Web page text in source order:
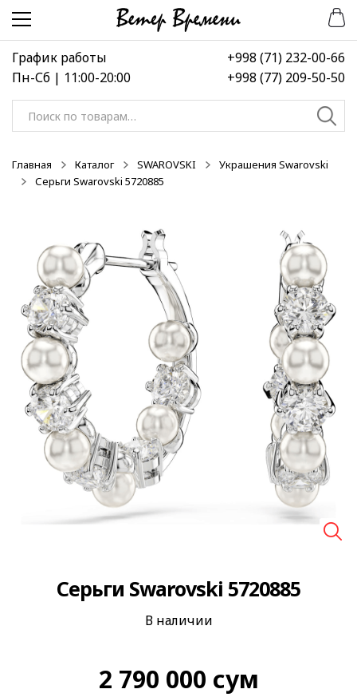
Перейти
навигации
Перейти
содержимому
График работы
Пн-Сб | 11:00-20:00
+998 (71) 232-00-66
+998 (77) 209-50-50
Искать:
Главная Каталог SWAROVSKI
Украшения Swarovski
Серьги Swarovski 5720885
Серьги Swarovski 5720885
В наличии
2 790 000 сум